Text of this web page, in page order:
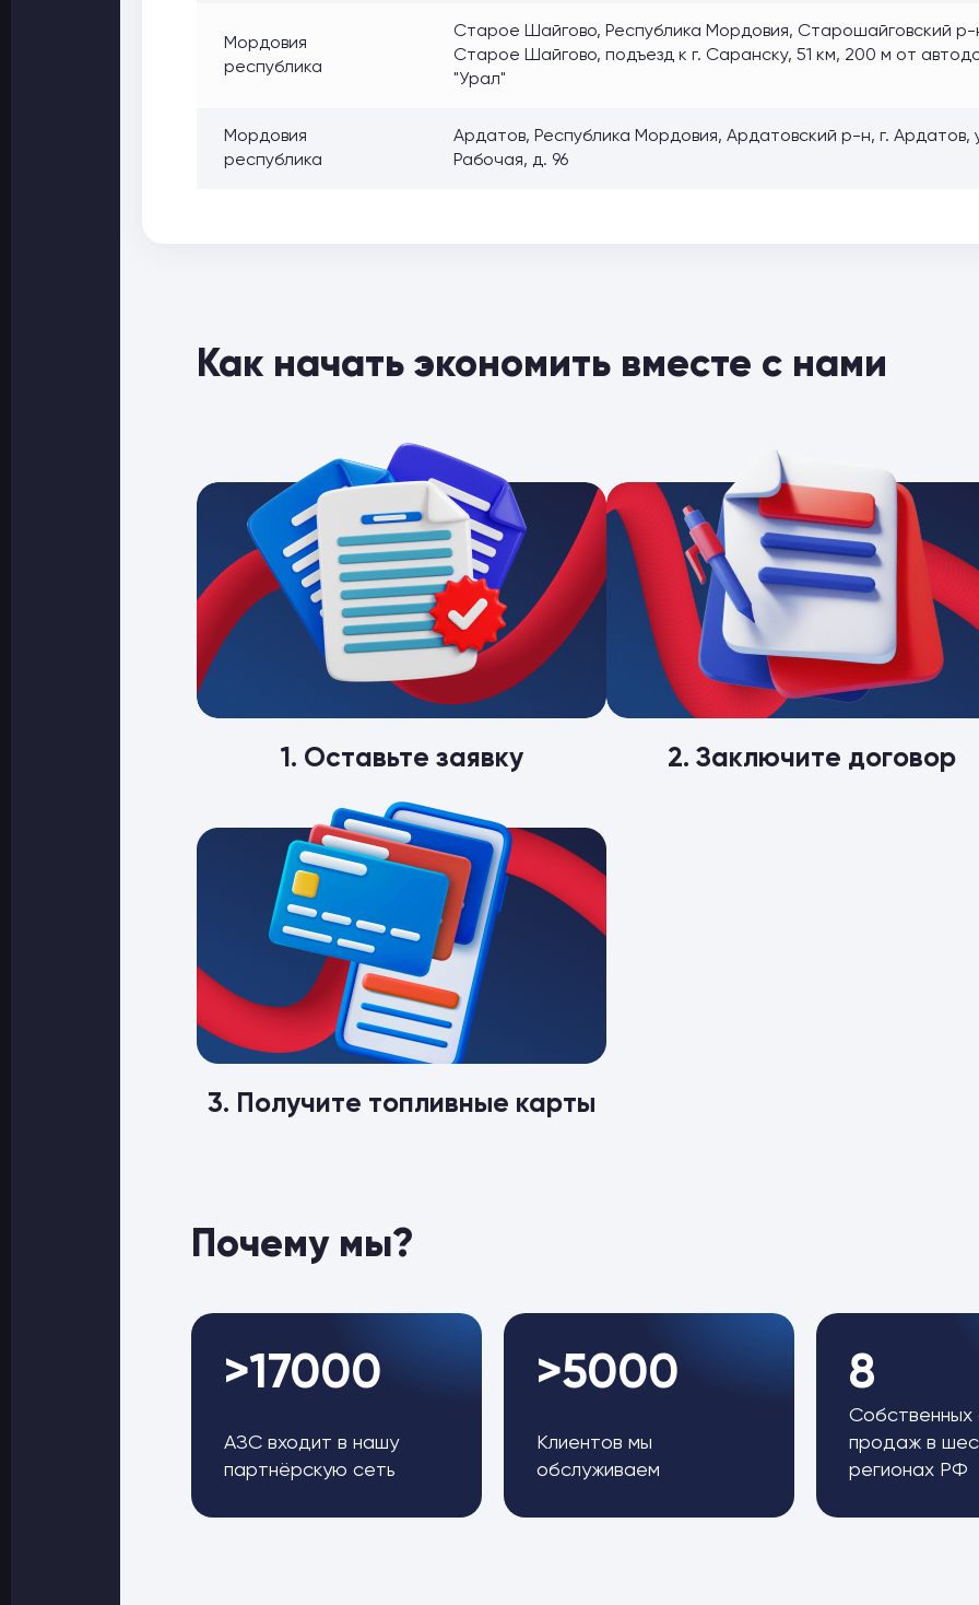
Мордовия
республика
Старое Шайгово, Республика Мордовия, Старошайговский р-
Старое Шайгово, подъезд к г. Саранску, 51 км, 200 м от
"Урал"
Мордовия
республика
Ардатов, Республика Мордовия, Ардатовский р-н, г. Ардатов,
Рабочая, д. 96
Как начать экономить вместе с нами
1. Оставьте заявку 2. Заключите договор
3. Получите топливные карты
Почему мы?
>17000
АЗС входит в нашу
партнёрскую сеть
>5000
Клиентов мы
обслуживаем
8
Собственных
продаж в
регионах РФ